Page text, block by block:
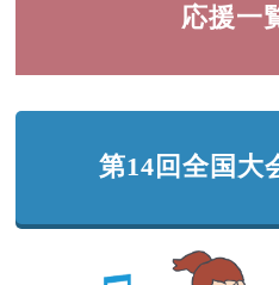
応援一
第14回全国大